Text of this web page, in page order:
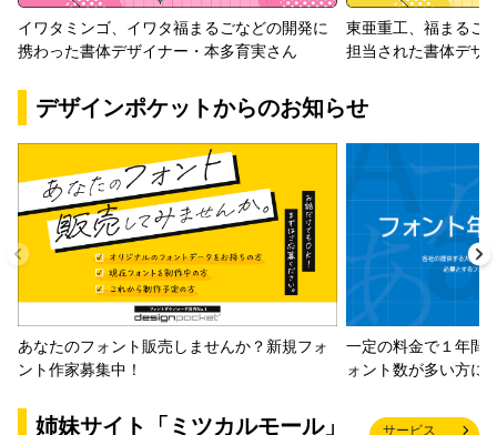
イワタミンゴ、イワタ福まるごなどの開発に
携わった書体デザイナー・本多育実さん
東亜重工、福まるご
担当された書体デザ
デザインポケットからのお知らせ
あなたのフォント販売しませんか？新規フォ
ント作家募集中！
一定の料金で１年間
ォント数が多い方に
姉妹サイト「ミツカルモール」
サービス